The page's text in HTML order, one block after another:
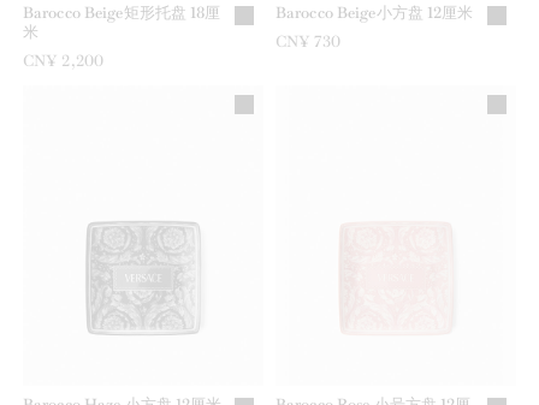
Barocco Beige矩形托盘 18厘
米
CN¥ 2,200
Barocco Beige小方盘 12厘米
CN¥ 730